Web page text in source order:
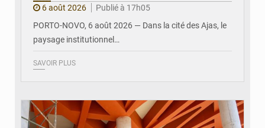
6 août 2026
Publié à 17h05
PORTO-NOVO, 6 août 2026 — Dans la cité des Ajas, le
paysage institutionnel…
SAVOIR PLUS